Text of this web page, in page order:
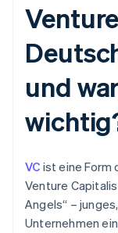
und
VC ist eine Form
Venture
Angels“ –
Unternehmen